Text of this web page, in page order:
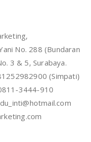
No. 288 (Bundaran
3 & 5, Surabaya.
(Simpati)
3444-910